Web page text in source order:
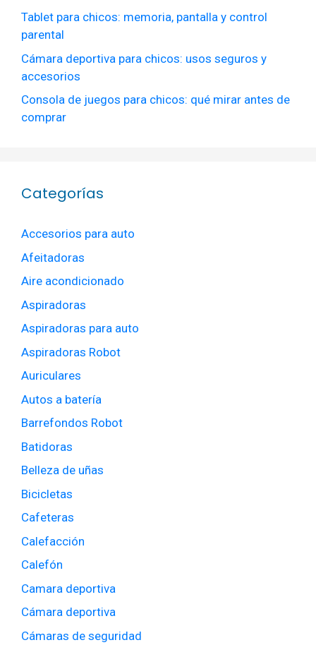
Tablet para chicos: memoria, pantalla y control
parental
Cámara deportiva para chicos: usos seguros y
accesorios
Consola de juegos para chicos: qué mirar antes de
comprar
Categorías
Accesorios para auto
Afeitadoras
Aire acondicionado
Aspiradoras
Aspiradoras para auto
Aspiradoras Robot
Auriculares
Autos a batería
Barrefondos Robot
Batidoras
Belleza de uñas
Bicicletas
Cafeteras
Calefacción
Calefón
Camara deportiva
Cámara deportiva
Cámaras de seguridad